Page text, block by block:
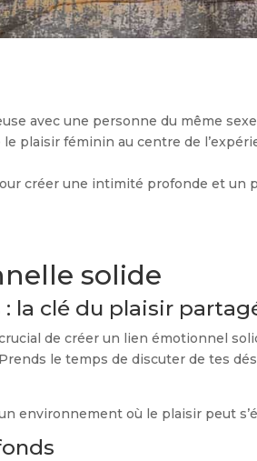
avec une personne du même
plaisir féminin au centre de
créer une intimité profonde et un
solide
la clé du plaisir
de créer un lien émotionnel
le temps de discuter de tes
environnement où le plaisir peut